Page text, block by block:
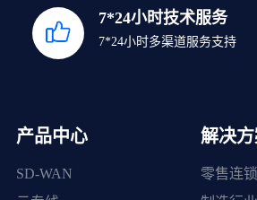
7*24小时技术服务
7*24小时多渠道服务支持
产品中心
SD-WAN
解决
零售连锁